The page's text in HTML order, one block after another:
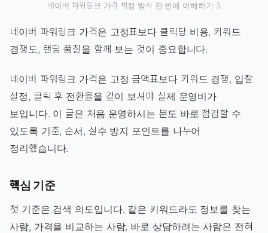
네이버 파워링크 가격 책정 방식 한 번에 이해하기 3
네이버 파워링크 가격은 고정표보다 클릭당 비용, 키워드
경쟁도, 랜딩 품질을 함께 보는 것이 중요합니다.
네이버 파워링크 가격은 고정 금액표보다 키워드 경쟁, 입찰
설정, 클릭 후 전환율을 같이 보셔야 실제 운영비가
보입니다. 이 글은 처음 운영하시는 분도 바로 점검할 수
있도록 기준, 순서, 실수 방지 포인트를 나누어
정리했습니다.
핵심 기준
첫 기준은 검색 의도입니다. 같은 키워드라도 정보를 찾는
사람, 가격을 비교하는 사람, 바로 상담하려는 사람은 전혀